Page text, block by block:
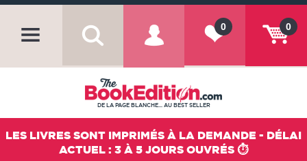
0
0
DE LA PAGE BLANCHE... AU BEST SELLER
LES LIVRES SONT IMPRIMÉS À LA DEMANDE - DÉLAI
ACTUEL : 3 À 5 JOURS OUVRÉS ⏱️